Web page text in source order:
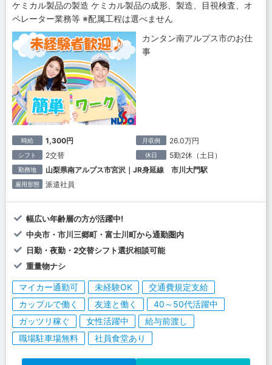
ケミカル製品の製造 ケミカル製品の成形、製造、目視検査、オ
ペレーター業務等 ※配属工程は選べません
カンタン南アルプス市のお仕
事
時給 1,300円 月収例 26.0万円
シフト 2交替 休日 5勤2休（土日）
勤務地 山梨県南アルプス市宮沢｜JR身延線 市川大門駅
雇用形態 派遣社員
幅広い年齢層の方が活躍中!
中央市・市川三郷町・富士川町から通勤圏内
日勤・夜勤・2交替シフト選択相談可能
重量物ナシ
マイカー通勤可 未経験OK
交通費規定支給
カップルで働く
友達と働く
40～50代活躍中
ガッツリ稼ぐ
女性活躍中
給与前渡し
職場駐車場無料
社員食堂あり